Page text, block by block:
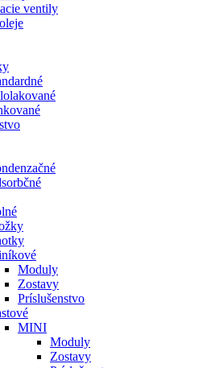
ventily
Moduly
Zostavy
Príslušenstvo
MINI
Moduly
Zostavy